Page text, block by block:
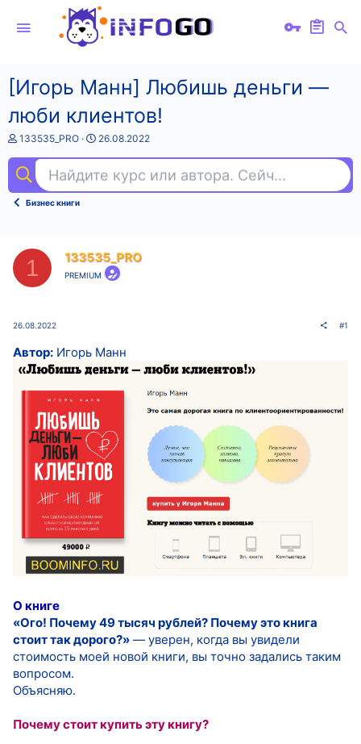
[Игорь Манн] Любишь деньги —
люби клиентов!
А
т
о
т
133535_PRO
Д
а
н
а
26.08.2022
Найдите курс или автора. Сейчас ищут
Бизнес книги
1 133535_PRO
PREMIUM
26.08.2022 #1
Автор: Игорь Манн
О книге
«Ого! Почему 49 тысяч рублей? Почему это книга
стоит так дорого?» — уверен, когда вы увидели
стоимость моей новой книги, вы точно задались таким
вопросом.
Объясняю.
Почему стоит купить эту книгу?